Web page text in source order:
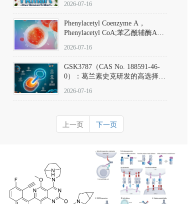
激酶抑制剂的深度剖析
2026-07-16
Phenylacetyl Coenzyme A，
Phenylacetyl CoA;苯乙酰辅酶A
2026-07-16
GSK3787（CAS No. 188591-46-
0）：葛兰素史克研发的高选择
抗剂，被广泛视为研究PPARδ核
靶点药理机制的金标准化学探
针。
2026-07-16
上一页 下一页